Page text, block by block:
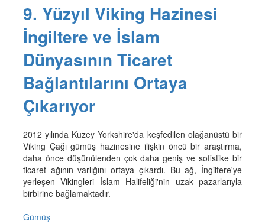
9. Yüzyıl Viking Hazinesi
İngiltere ve İslam
Dünyasının Ticaret
Bağlantılarını Ortaya
Çıkarıyor
2012 yılında Kuzey Yorkshire'da keşfedilen olağanüstü bir
Viking Çağı gümüş hazinesine ilişkin öncü bir araştırma,
daha önce düşünülenden çok daha geniş ve sofistike bir
ticaret ağının varlığını ortaya çıkardı. Bu ağ, İngiltere'ye
yerleşen Vikingleri İslam Halifeliği'nin uzak pazarlarıyla
birbirine bağlamaktadır.
Gümüş